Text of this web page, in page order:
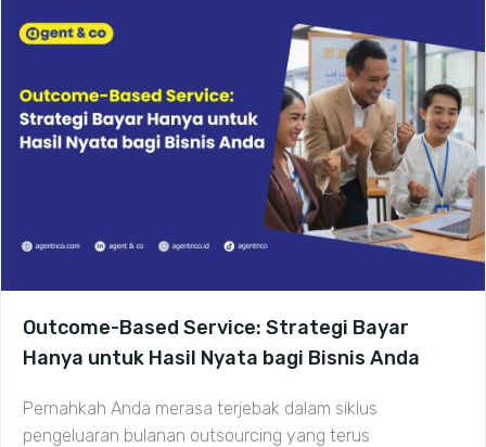
Outcome-Based Service: Strategi Bayar
Hanya untuk Hasil Nyata bagi Bisnis Anda
Pernahkah Anda merasa terjebak dalam siklus
pengeluaran bulanan outsourcing yang terus